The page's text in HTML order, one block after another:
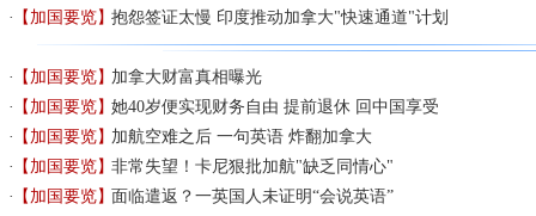
【加国要览】抱怨签证太慢 印度推动加拿大"快速通道"计划
【加国要览】加拿大财富真相曝光
【加国要览】她40岁便实现财务自由 提前退休 回中国享受
【加国要览】加航空难之后 一句英语 炸翻加拿大
【加国要览】非常失望！卡尼狠批加航"缺乏同情心"
【加国要览】面临遣返？一英国人未证明“会说英语”